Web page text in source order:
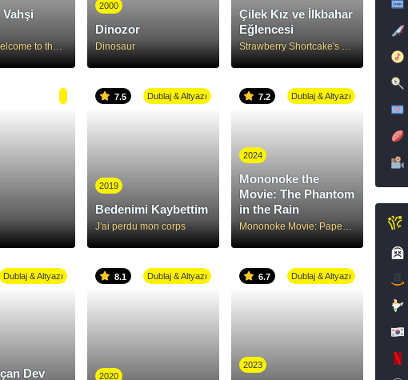
Jumanji: Welcome to the Jungle
2000
Dinozor
Dinosaur
Çilek Kız ve İlkbahar
Eğlencesi
Strawberry Shortcake's Spring Spectacular
7.5 Dublaj & Altyazı
2019
Bedenimi Kaybettim
J'ai perdu mon corps
7.2 Dublaj & Altyazı
2024
Mononoke the
Movie: The Phantom
in the Rain
Mononoke Movie: Paper Umbrella
Dublaj & Altyazı
Dev
8.1 Dublaj & Altyazı
2020
6.7 Dublaj & Altyazı
2023